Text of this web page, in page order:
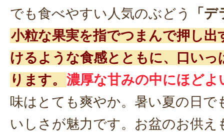
でも食べやすい人気のぶどう
「
小粒な果実を指でつまんで押し出
けるような食感とともに、口いっ
ります。 濃厚な甘みの中にほどよ
味はとても爽やか。暑い夏の日で
いしさが魅力です。お盆のお供え